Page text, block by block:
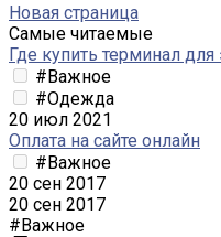
Новая страница
Самые читаемые
Где купить терминал для
#Важное
#Одежда
20 июл 2021
Оплата на сайте онлайн
#Важное
20 сен 2017
20 сен 2017
#Важное